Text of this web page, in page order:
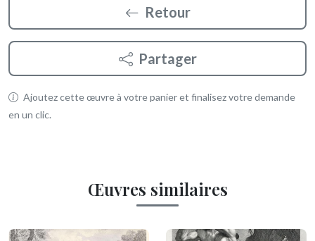
Retour
Partager
Ajoutez cette œuvre à votre panier et finalisez votre demande
en un clic.
Œuvres similaires